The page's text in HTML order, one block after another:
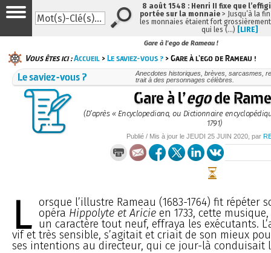
Gare à l'ego de Rameau !
Vous êtes ici :Accueil >Le saviez-vous ? > Gare à l'ego de Rameau !
Le saviez-vous ?
Anecdotes historiques, brèves, sarcasmes,
trait à des personnages célèbres.
Gare à l’egode
(D’après « Encyclopediana, ou Dictionnaire
1791)
Publié / Mis à jour le JEUDI 25 JUIN 2020 , par
L orsque l’illustre Rameau (1683-1764) fit répéter
opéra Hippolyte et Aricie en 1733, cette
un caractère tout neuf, effraya les exécutants.
vif et très sensible, s’agitait et criait de son mieux
ses intentions au directeur, qui ce jour-là conduisait
8 août 1548 : Henri II fixe que
portée sur la monnaie > Jusqu’à la
les monnaies étaient fort
qui les (…) [LIRE]